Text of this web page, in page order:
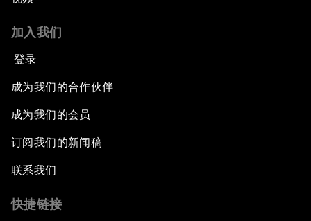
加入我们
登录
成为我们的合作伙伴
成为我们的会员
订阅我们的新闻稿
联系我们
快捷链接